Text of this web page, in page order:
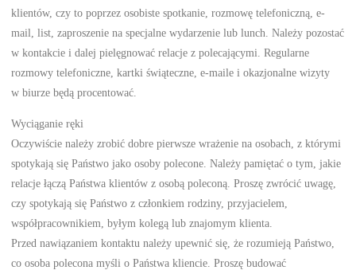
klientów, czy to poprzez osobiste spotkanie, rozmowę telefoniczną, e-
mail, list, zaproszenie na specjalne wydarzenie lub lunch. Należy pozostać
w kontakcie i dalej pielęgnować relacje z polecającymi. Regularne
rozmowy telefoniczne, kartki świąteczne, e-maile i okazjonalne wizyty
w biurze będą procentować.
Wyciąganie ręki
Oczywiście należy zrobić dobre pierwsze wrażenie na osobach, z którymi
spotykają się Państwo jako osoby polecone. Należy pamiętać o tym, jakie
relacje łączą Państwa klientów z osobą poleconą. Proszę zwrócić uwagę,
czy spotykają się Państwo z członkiem rodziny, przyjacielem,
współpracownikiem, byłym kolegą lub znajomym klienta.
Przed nawiązaniem kontaktu należy upewnić się, że rozumieją Państwo,
co osoba polecona myśli o Państwa kliencie. Proszę budować